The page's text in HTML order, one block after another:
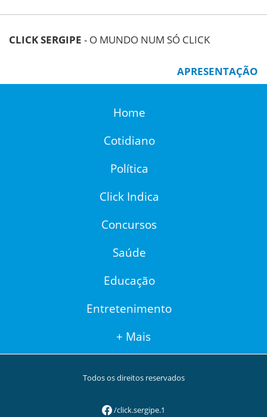
CLICK SERGIPE - O MUNDO NUM SÓ CLICK
APRESENTAÇÃO
Home
Cotidiano
Política
Click Indica
Concursos
Saúde
Educação
Entretenimento
+ Mais
Todos os direitos reservados
/click.sergipe.1